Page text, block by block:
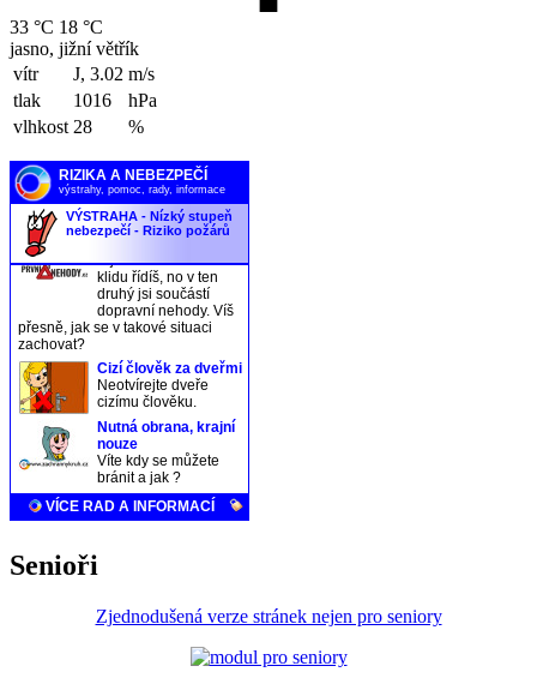
33 °C 18 °C
jasno, jižní větřík
vítr
J, 3.02 m/s
tlak
1016
hPa
vlhkost 28 %
Senioři
Zjednodušená verze stránek nejen pro seniory